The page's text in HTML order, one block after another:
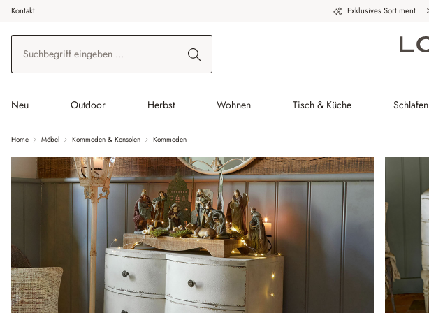
Hauptinhalt springen
Zur Suche springen
Zur Hauptnavigation springen
Kontakt Exklusives Sortiment
Neu Outdoor Herbst Wohnen Tisch & Küche Schlafen
Home Möbel Kommoden & Konsolen Kommoden